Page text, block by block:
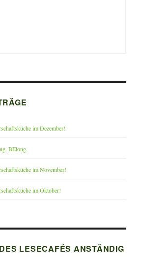
im Dezember!
BElong.
im November!
im Oktober!
LESECAFÉS ANSTÄNDIG